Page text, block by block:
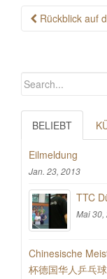
Post
Rückblick auf
BELIEBT
Eilmeldung
Jan. 23, 2013
TTC
Mai 30,
Chinesische
杯德国华人乒乓